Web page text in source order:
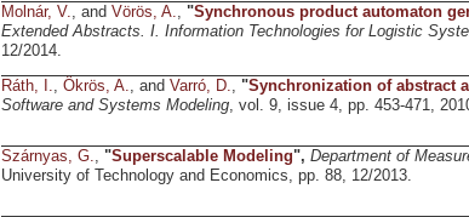
Molnár, V. , and Vörös, A. "Synchronous product automaton
Extended Abstracts. I. Information Technologies for Logistic
12/2014.
Ráth, I., Ökrös, A., and Varró, D., "Synchronization of abstract
Software and Systems Modeling, vol. 9, issue 4, pp. 453-471,
Szárnyas, G., "Superscalable Modeling", Department of
University of Technology and Economics, pp. 88, 12/2013.